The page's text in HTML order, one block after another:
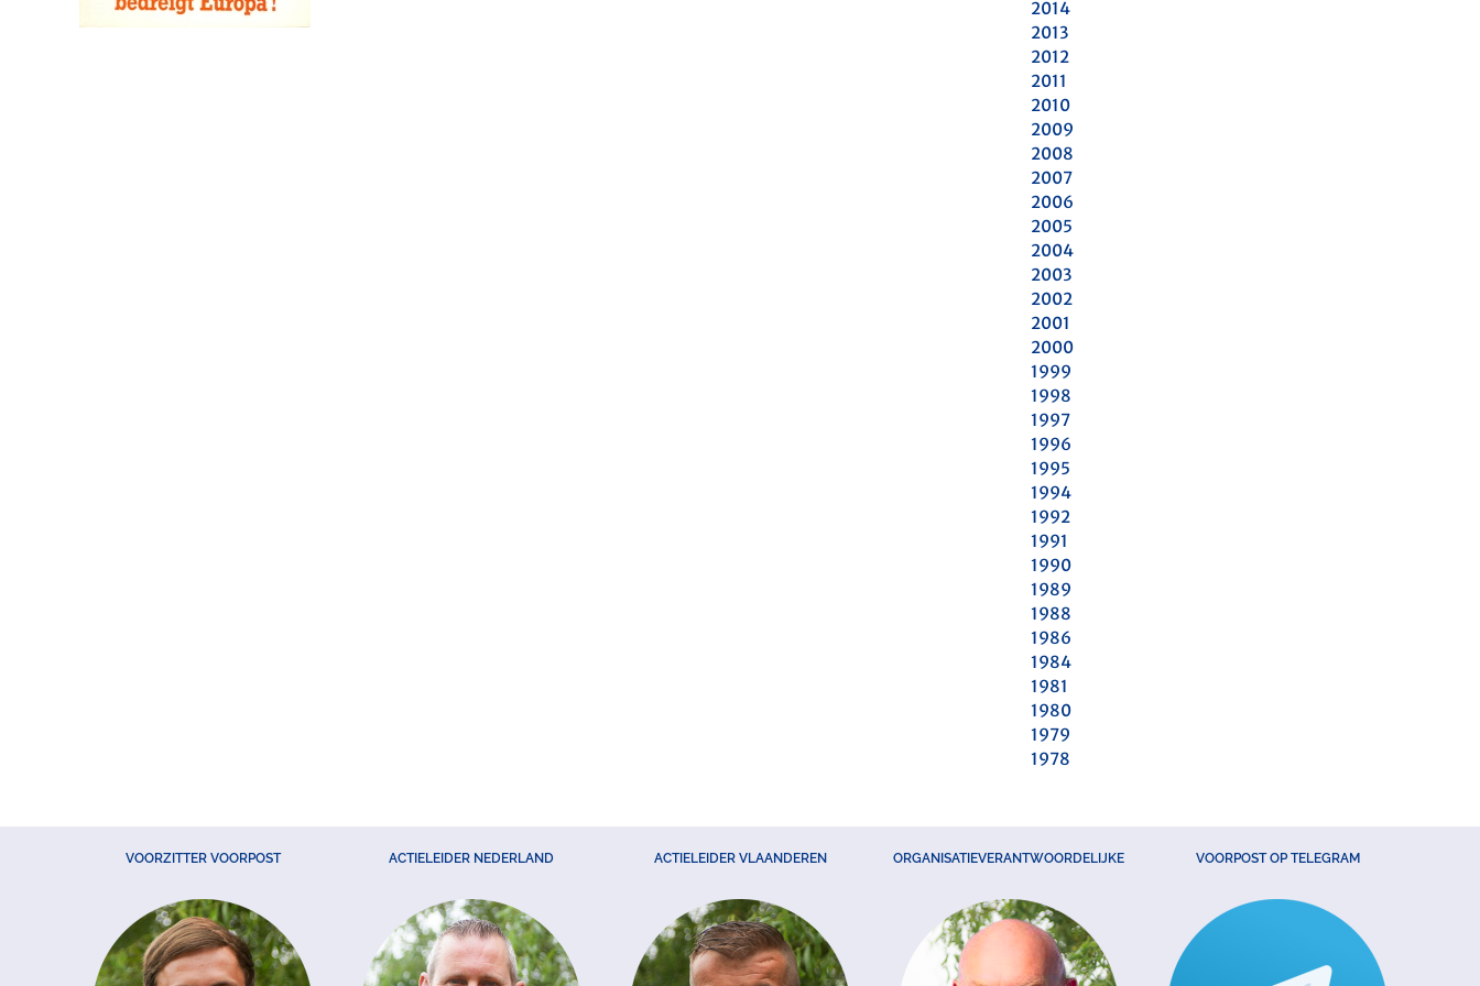
2014
2013
2012
2011
2010
2009
2008
2007
2006
2005
2004
2003
2002
2001
2000
1999
1998
1997
1996
1995
1994
1992
1991
1990
1989
1988
1986
1984
1981
1980
1979
1978
VOORZITTER VOORPOST ACTIELEIDER NEDERLAND ACTIELEIDER VLAANDEREN ORGANISATIEVERANTWOORDELIJKE VOORPOST OP TELEGRAM